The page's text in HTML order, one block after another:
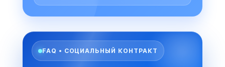
FAQ • СОЦИАЛЬНЫЙ КОНТРАКТ